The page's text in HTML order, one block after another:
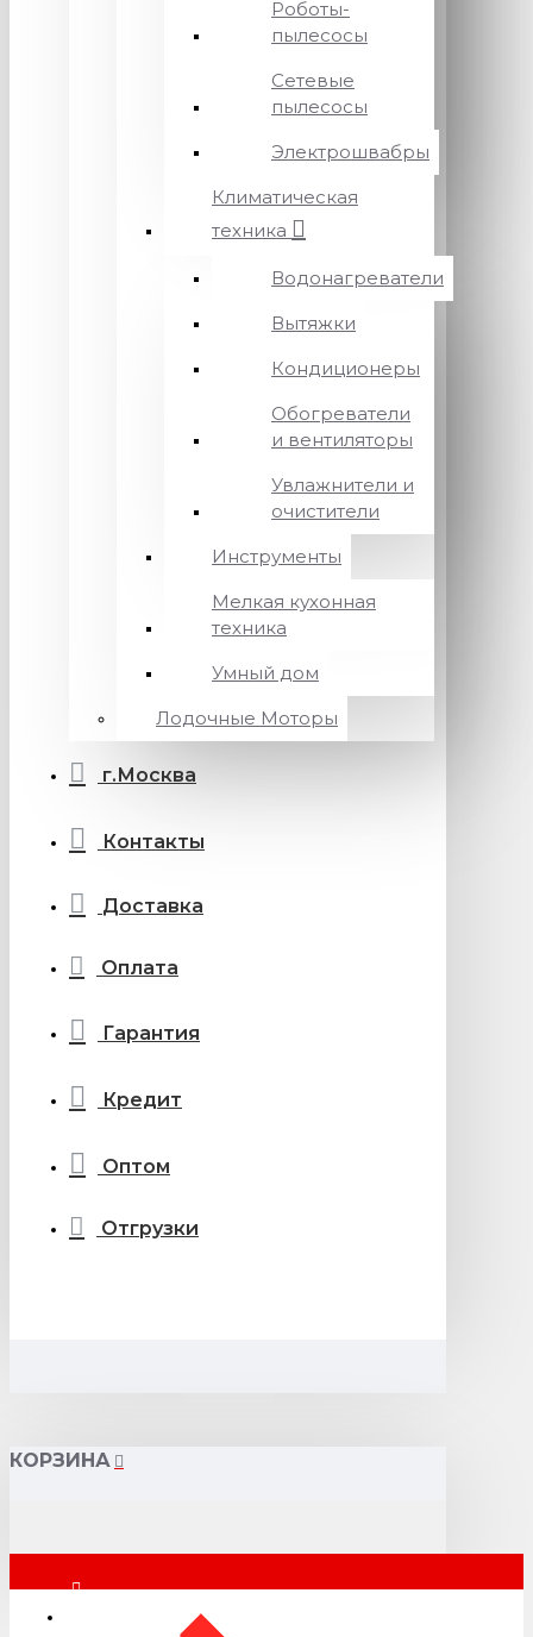
Роботы-
пылесосы
Сетевые
пылесосы
Электрошвабры
Климатическая
техника
Водонагреватели
Вытяжки
Кондиционеры
Обогреватели
и вентиляторы
Увлажнители и
очистители
Инструменты
Мелкая кухонная
техника
Умный дом
Лодочные Моторы
г.Москва
Контакты
Доставка
Оплата
Гарантия
Кредит
Оптом
Отгрузки
КОРЗИНА